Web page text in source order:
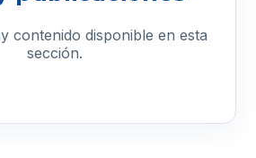
contenido disponible en esta
sección.